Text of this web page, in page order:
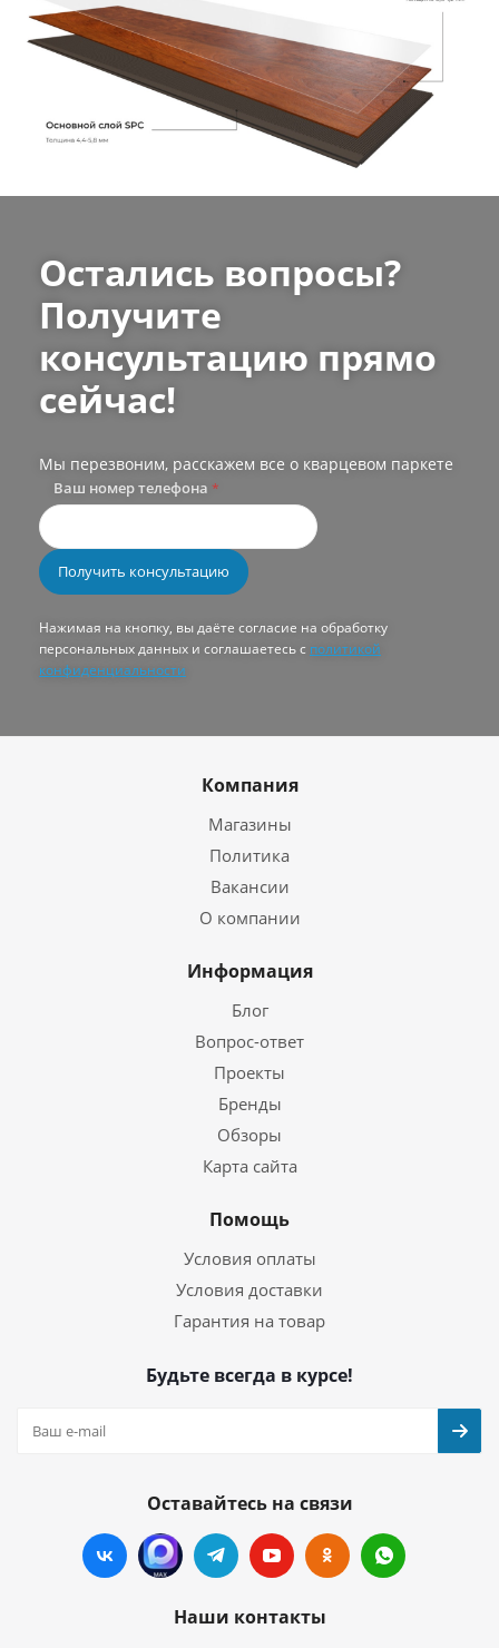
Остались вопросы?
Получите
консультацию прямо
сейчас!
Мы перезвоним, расскажем все о кварцевом паркете
Ваш номер телефона *
Нажимая на кнопку, вы даёте согласие на обработку
персональных данных и соглашаетесь с политикой
конфиденциальности
Компания
Магазины
Политика
Вакансии
О компании
Информация
Блог
Вопрос-ответ
Проекты
Бренды
Обзоры
Карта сайта
Помощь
Условия оплаты
Условия доставки
Гарантия на товар
Будьте всегда в курсе!
Оставайтесь на связи
Наши контакты